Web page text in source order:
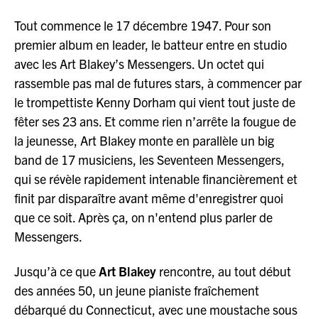
Tout commence le 17 décembre 1947. Pour son
premier album en leader, le batteur entre en studio
avec les Art Blakey’s Messengers. Un octet qui
rassemble pas mal de futures stars, à commencer par
le trompettiste Kenny Dorham qui vient tout juste de
fêter ses 23 ans. Et comme rien n’arrête la fougue de
la jeunesse, Art Blakey monte en parallèle un big
band de 17 musiciens, les Seventeen Messengers,
qui se révèle rapidement intenable financièrement et
finit par disparaître avant même d'enregistrer quoi
que ce soit. Après ça, on n'entend plus parler de
Messengers.
Jusqu’à ce que Art Blakey rencontre, au tout début
des années 50, un jeune pianiste fraîchement
débarqué du Connecticut, avec une moustache sous